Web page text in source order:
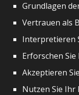
Grundlagen
Vertrauen als
Interpretieren
Erforschen
Akzeptieren
Nutzen Sie Ihr